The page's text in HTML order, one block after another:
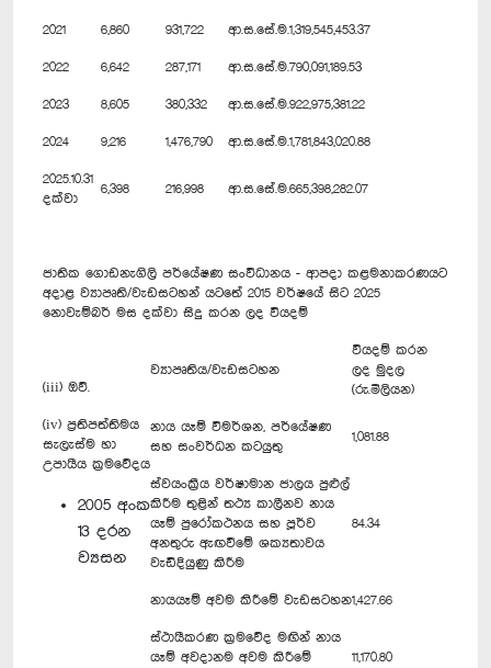
2021 6,860 931,722 ආ.ස.සේ.ම.1,319,545,453.37
2022 6,642 287,171 ආ.ස.සේ.ම.790,091,189.53
2023 8,605 380,332 ආ.ස.සේ.ම.922,975,381.22
2024 9,216 1,476,790 ආ.ස.සේ.ම.1,781,843,020.88
2025.10.31
දක්වා
6,398 216,998 ආ.ස.සේ.ම.665,398,282.07
ජාතික ගොඩනැගිලි පර්යේෂණ සංවිධානය - ආපදා කළමනාකරණයට
අදාළ ව්‍යාපෘති/වැඩසටහන් යටතේ 2015 වර්ෂයේ සිට 2025
නොවැම්බර් මස දක්වා සිදු කරන ලද වියදම්
ව්‍යාපෘතිය/වැඩසටහන
වියදම් කරන
ලද මුදල
(රු.මිලියන)
නාය යෑම් විමර්ශන, පර්යේෂණ
සහ සංවර්ධන කටයුතු
1,081.88
ස්වයංක්‍රීය වර්ෂාමාන ජාලය පුළුල්
කිරීම තුළින් තථ්‍ය කාලීනව නාය
යෑම් පුරෝකථනය සහ පූර්ව
අනතුරු ඇඟවීමේ ශක්‍යතාවය
වැඩිදියුණු කිරීම
84.34
නායයෑම් අවම කිරීමේ වැඩසටහන1,427.66
ස්ථායීකරණ ක්‍රමවේද මඟින් නාය
යෑම් අවදානම අවම කිරීමේ
11,170.80
(iii) ඔව්.
(iv) ප්‍රතිපත්තිමය
සැලැස්ම හා
උපායීය ක්‍රමවේදය
2005 අංක
13 දරන
ව්‍යසන